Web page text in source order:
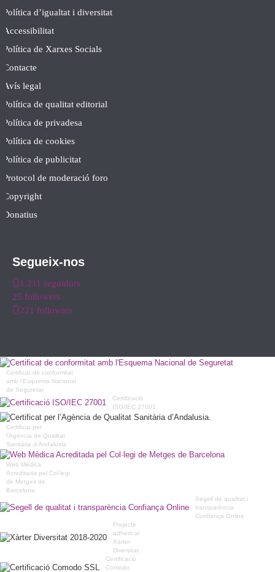
Política d’igualtat i diversitat
Accessibilitat
Política de Xarxes Socials
Contacte
Avís legal
Política de qualitat editorial
Política de privadesa
Política de cookies
Política de publicitat
Protocol de moderació foro
Copyright
Donatius
Segueix-nos
1.211 seguidors
25 followers
221 followers
Certificat de conformitat
amb l'Esquema Nacional
de Seguretat
Certificació
ISO/IEC 27001
Certificat per
l’Agència de Qualitat
Sanitària d’Andalusia
Web Mèdica
Acreditada pel Col·legi
de Metges de
Barcelona
Segell de qualitat i
transparència
Confiança Online
Projecte
adherit al
Xàrter
Diversitat
Certificació
Comodo